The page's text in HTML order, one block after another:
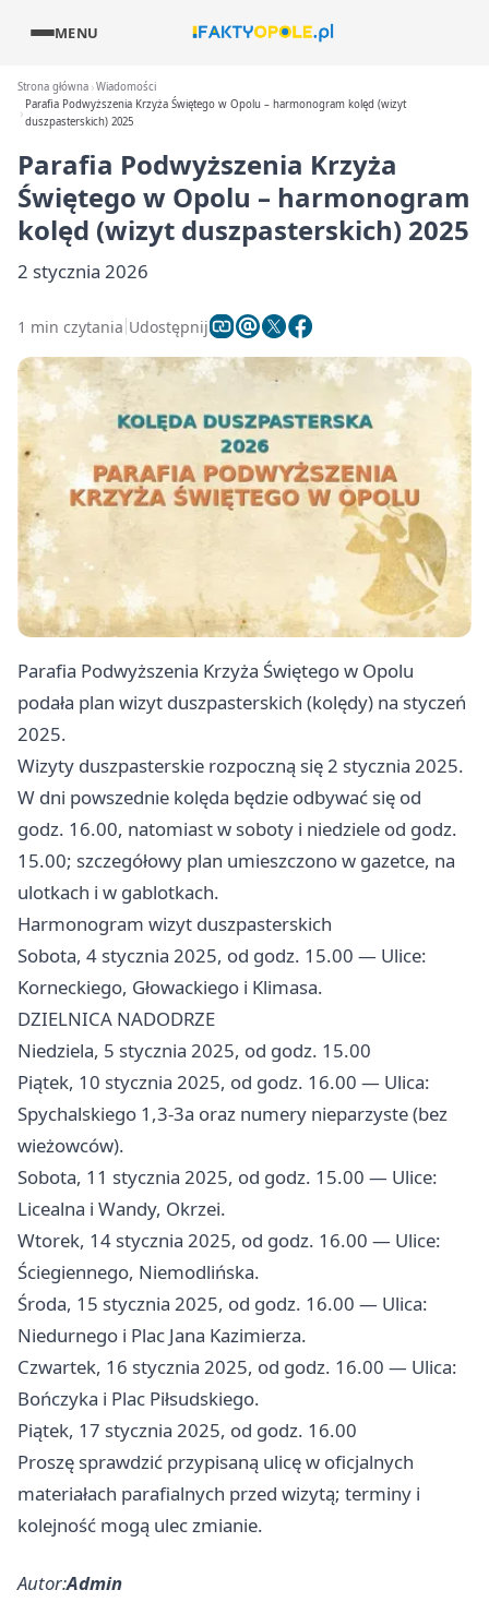
MENU
Strona główna Wiadomości
Parafia Podwyższenia Krzyża Świętego w Opolu – harmonogram kolęd (wizyt
duszpasterskich) 2025
Parafia Podwyższenia Krzyża
Świętego w Opolu – harmonogram
kolęd (wizyt duszpasterskich) 2025
2 stycznia 2026
1 min czytania Udostępnij
Parafia Podwyższenia Krzyża Świętego w Opolu
podała plan wizyt duszpasterskich (kolędy) na styczeń
2025.
Wizyty duszpasterskie rozpoczną się 2 stycznia 2025.
W dni powszednie kolęda będzie odbywać się od
godz. 16.00, natomiast w soboty i niedziele od godz.
15.00; szczegółowy plan umieszczono w gazetce, na
ulotkach i w gablotkach.
Harmonogram wizyt duszpasterskich
Sobota, 4 stycznia 2025, od godz. 15.00 — Ulice:
Korneckiego, Głowackiego i Klimasa.
DZIELNICA NADODRZE
Niedziela, 5 stycznia 2025, od godz. 15.00
Piątek, 10 stycznia 2025, od godz. 16.00 — Ulica:
Spychalskiego 1,3-3a oraz numery nieparzyste (bez
wieżowców).
Sobota, 11 stycznia 2025, od godz. 15.00 — Ulice:
Licealna i Wandy, Okrzei.
Wtorek, 14 stycznia 2025, od godz. 16.00 — Ulice:
Ściegiennego, Niemodlińska.
Środa, 15 stycznia 2025, od godz. 16.00 — Ulica:
Niedurnego i Plac Jana Kazimierza.
Czwartek, 16 stycznia 2025, od godz. 16.00 — Ulica:
Bończyka i Plac Piłsudskiego.
Piątek, 17 stycznia 2025, od godz. 16.00
Proszę sprawdzić przypisaną ulicę w oficjalnych
materiałach parafialnych przed wizytą; terminy i
kolejność mogą ulec zmianie.
Autor:Admin